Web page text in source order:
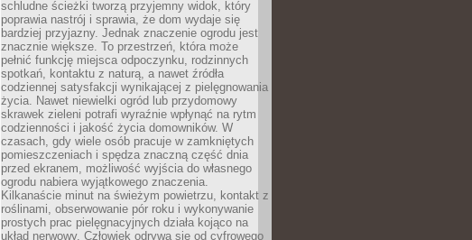
schludne ścieżki tworzą przyjemny widok, który
poprawia nastrój i sprawia, że dom wydaje się
bardziej przyjazny. Jednak znaczenie ogrodu jest
znacznie większe. To przestrzeń, która może
pełnić funkcję miejsca odpoczynku, rodzinnych
spotkań, kontaktu z naturą, a nawet źródła
codziennej satysfakcji wynikającej z pielęgnowania
życia. Nawet niewielki ogród lub przydomowy
skrawek zieleni potrafi wyraźnie wpłynąć na rytm
codzienności i jakość życia domowników. W
czasach, gdy wiele osób pracuje w zamkniętych
pomieszczeniach i spędza znaczną część dnia
przed ekranem, możliwość wyjścia do własnego
ogrodu nabiera wyjątkowego znaczenia.
Kilkanaście minut na świeżym powietrzu, kontakt z
roślinami, obserwowanie pór roku i wykonywanie
prostych prac pielęgnacyjnych działa kojąco na
układ nerwowy. Człowiek odrywa się od cyfrowego